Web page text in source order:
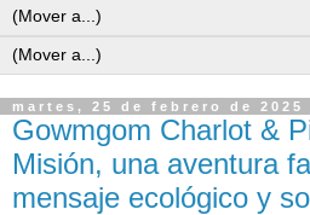
martes, 25 de febrero de 2025
Gowmgom Charlot &
Misión, una aventura
mensaje ecológico y